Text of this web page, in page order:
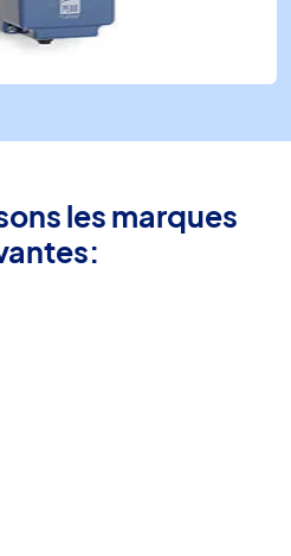
les marques